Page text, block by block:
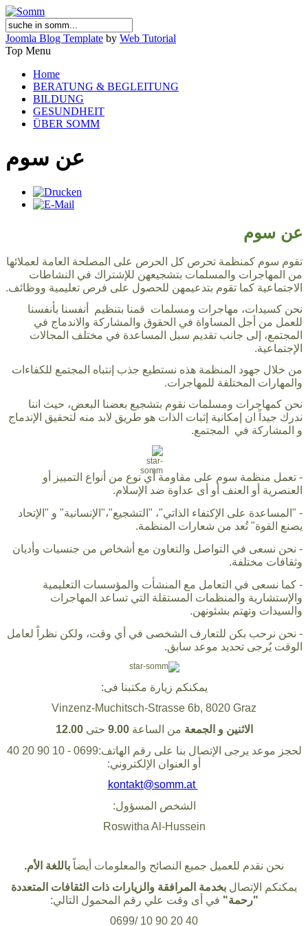
Joomla Blog Template by Web Tutorial
Top Menu
Home
BERATUNG & BEGLEITUNG
BILDUNG
GESUNDHEIT
ÜBER SOMM
عن سوم
عن سوم
تقوم سوم كمنظمة تحرص كل الحرص على المصلحة العامة لعملائها
من المهاجرات والمسلمات بتشجيعهن للإشتراك في النشاطات
الاجتماعية كما تقوم بتدعيمهن للحصول على فرص تعليمية ووظائف.
نحن كسيدات، مهاجرات ومسلمات قمنا بتنظيم أنفسنا بأنفسنا
للعمل من أجل المساواة في الحقوق والمشاركة والاندماج في
المجتمع، إلى جانب تقديم سبل المساعدة في مختلف المجالات
الإجتماعية.
من خلال جهود المنظمة هذه نستطيع جذب إنتباه المجتمع للكفاءات
والمهارات المختلفة للمهاجرات.
نحن كمهاجرات ومسلمات نقوم بتشجيع بعضنا البعض، حيث اننا
ندرك جيداً ان إمكانية إثبات الذات هو طريق لابد منه لتحقيق الإندماج
و المشاركة في المجتمع.
- تعمل منظمة سوم على مقاومة أي نوع من أنواع التمييز أو
العنصرية أو العنف أو أى عداوة ضد الإسلام.
- "المساعدة على الإكتفاء الذاتي"، "التشجيع"،"الإنسانية" و "الإتحاد
يصنع القوة" تُعد من شعارات المنظمة.
- نحن نسعى في التواصل والتعاون مع أشخاص من جنسيات وأديان
وثقافات مختلفة.
- كما نسعى في التعامل مع المنشأت والمؤسسات التعليمية
والإستشارية والمنظمات المستقلة التي تساعد المهاجرات
والسيدات وتهتم بشئونهن.
- نحن نرحب بكن للتعارف الشخصى في أي وقت، ولكن نظراً لعامل
الوقت يُرجى تحديد موعد سابق.
يمكنكم زيارة مكتبنا فى:
Vinzenz-Muchitsch-Strasse 6b, 8020 Graz
الاثنين و الجمعة من الساعة 9.00 حتى 12.00
لحجز موعد يرجى الإتصال بنا على رقم الهاتف:0699 - 10 90 20 40
أو العنوان الإلكتروني:
kontakt@somm.at
الشخص المسؤول:
Roswitha Al-Hussein
نحن نقدم للعميل جميع النصائح والمعلومات أيضاً باللغة الأم.
يمكنكم الإتصال بخدمة المرافقة والزيارات ذات الثقافات المتعددة
"رحمة" في أى وقت علي رقم المحمول التالي:
0699/ 10 90 20 40